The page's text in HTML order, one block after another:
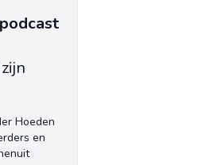
Hoeden
en